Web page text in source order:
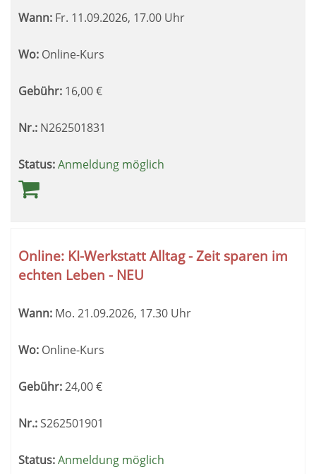
Wann: Fr. 11.09.2026, 17.00 Uhr
Wo: Online-Kurs
Gebühr: 16,00€
Nr.: N262501831
Status:Anmeldung möglich
Online: KI-Werkstatt Alltag - Zeit sparen im
echten Leben - NEU
Wann: Mo. 21.09.2026, 17.30 Uhr
Wo: Online-Kurs
Gebühr:24,00€
Nr.:S262501901
Status:Anmeldung möglich